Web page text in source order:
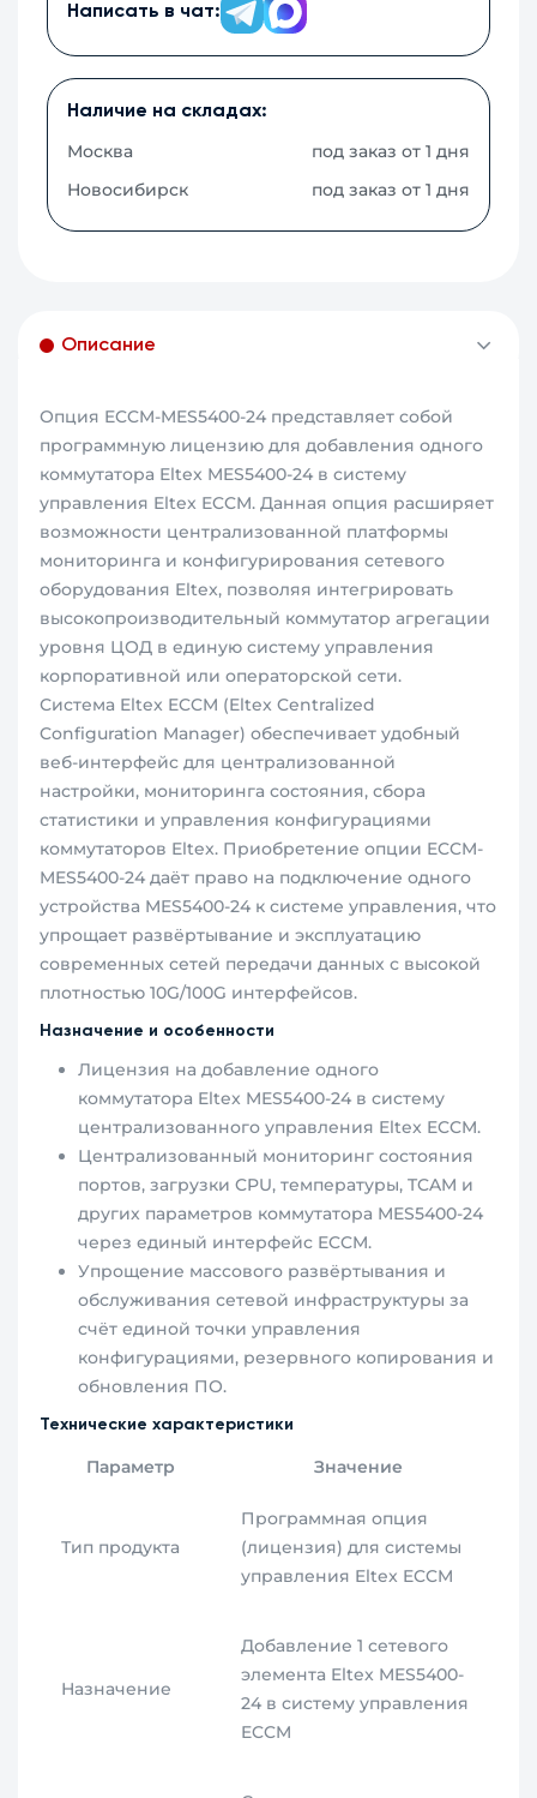
Написать в чат:
Наличие на складах:
Москва
под заказ от 1 дня
Новосибирск
под заказ от 1 дня
Описание
Опция ECCM-MES5400-24 представляет собой
программную лицензию для добавления одного
коммутатора Eltex MES5400-24 в систему
управления Eltex ECCM. Данная опция расширяет
возможности централизованной платформы
мониторинга и конфигурирования сетевого
оборудования Eltex, позволяя интегрировать
высокопроизводительный коммутатор агрегации
уровня ЦОД в единую систему управления
корпоративной или операторской сети.
Система Eltex ECCM (Eltex Centralized
Configuration Manager) обеспечивает удобный
веб-интерфейс для централизованной
настройки, мониторинга состояния, сбора
статистики и управления конфигурациями
коммутаторов Eltex. Приобретение опции ECCM-
MES5400-24 даёт право на подключение одного
устройства MES5400-24 к системе управления, что
упрощает развёртывание и эксплуатацию
современных сетей передачи данных с высокой
плотностью 10G/100G интерфейсов.
Назначение и особенности
Лицензия на добавление одного
коммутатора Eltex MES5400-24 в систему
централизованного управления Eltex ECCM.
Централизованный мониторинг состояния
портов, загрузки CPU, температуры, TCAM и
других параметров коммутатора MES5400-24
через единый интерфейс ECCM.
Упрощение массового развёртывания и
обслуживания сетевой инфраструктуры за
счёт единой точки управления
конфигурациями, резервного копирования и
обновления ПО.
Технические характеристики
Параметр Значение
Тип продукта
Программная опция
(лицензия) для системы
управления Eltex ECCM
Назначение
Добавление 1 сетевого
элемента Eltex MES5400-
24 в систему управления
ECCM